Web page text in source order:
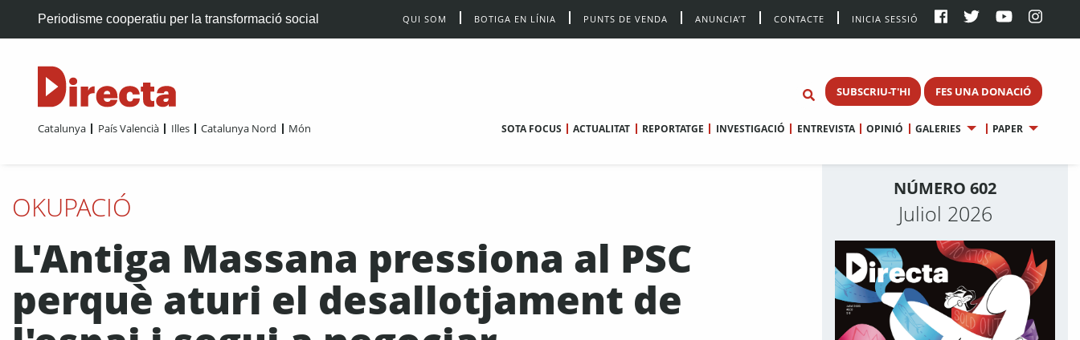
Periodisme cooperatiu per la transformació social QUI SOM BOTIGA EN LÍNIA PUNTS DE VENDA ANUNCIA’T CONTACTE INICIA SESSIÓ
SUBSCRIU-T'HI FES UNA DONACIÓ
Catalunya País Valencià Illes Catalunya Nord Món SOTA FOCUS ACTUALITAT REPORTATGE INVESTIGACIÓ ENTREVISTA OPINIÓ GALERIES PAPER
OKUPACIÓ
L'Antiga Massana pressiona al PSC
perquè aturi el desallotjament de
NÚMERO 602
Juliol 2026